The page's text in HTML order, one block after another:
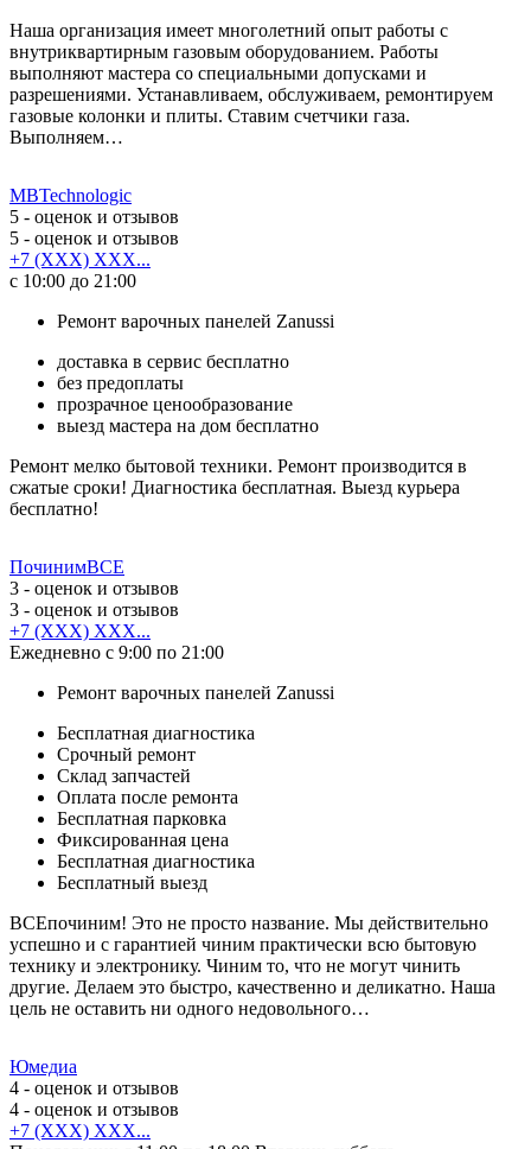
Наша организация имеет многолетний опыт работы с
внутриквартирным газовым оборудованием. Работы
выполняют мастера со специальными допусками и
разрешениями. Устанавливаем, обслуживаем, ремонтируем
газовые колонки и плиты. Ставим счетчики газа.
Выполняем…
MBTechnologic
5 - оценок и отзывов
5 - оценок и отзывов
+7 (XXX) XXX...
с 10:00 до 21:00
Ремонт варочных панелей Zanussi
доставка в сервис бесплатно
без предоплаты
прозрачное ценообразование
выезд мастера на дом бесплатно
Ремонт мелко бытовой техники. Ремонт производится в
сжатые сроки! Диагностика бесплатная. Выезд курьера
бесплатно!
ПочинимВСЕ
3 - оценок и отзывов
3 - оценок и отзывов
+7 (XXX) XXX...
Ежедневно с 9:00 по 21:00
Ремонт варочных панелей Zanussi
Бесплатная диагностика
Срочный ремонт
Cклад запчастей
Оплата после ремонта
Бесплатная парковка
Фиксированная цена
Бесплатная диагностика
Бесплатный выезд
ВСЕпочиним! Это не просто название. Мы действительно
успешно и с гарантией чиним практически всю бытовую
технику и электронику. Чиним то, что не могут чинить
другие. Делаем это быстро, качественно и деликатно. Наша
цель не оставить ни одного недовольного…
Юмедиа
4 - оценок и отзывов
4 - оценок и отзывов
+7 (XXX) XXX...